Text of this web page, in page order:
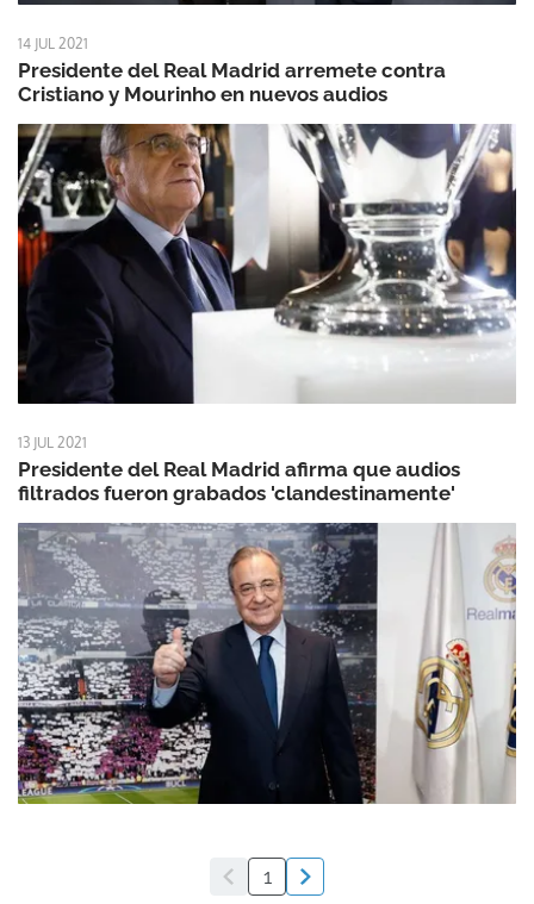
14 JUL 2021
Presidente del Real Madrid arremete contra
Cristiano y Mourinho en nuevos audios
13 JUL 2021
Presidente del Real Madrid afirma que audios
filtrados fueron grabados 'clandestinamente'
1